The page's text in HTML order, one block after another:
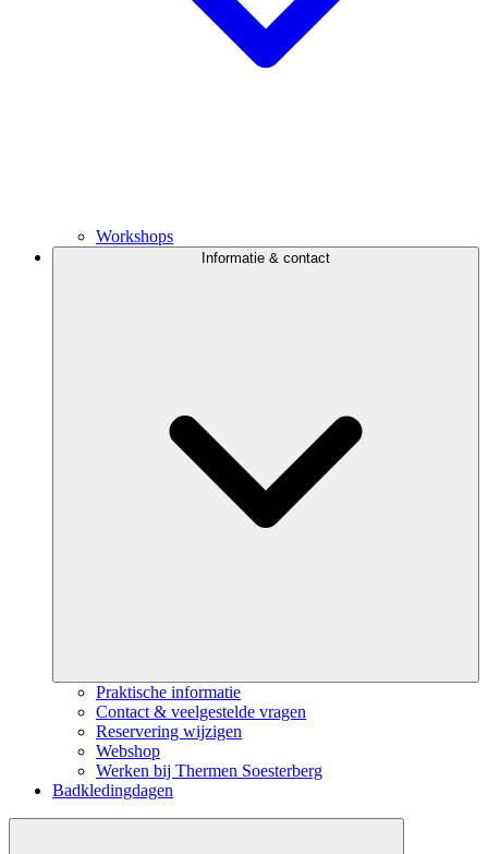
Workshops
Informatie & contact
Praktische informatie
Contact & veelgestelde vragen
Reservering wijzigen
Webshop
Werken bij Thermen Soesterberg
Badkledingdagen